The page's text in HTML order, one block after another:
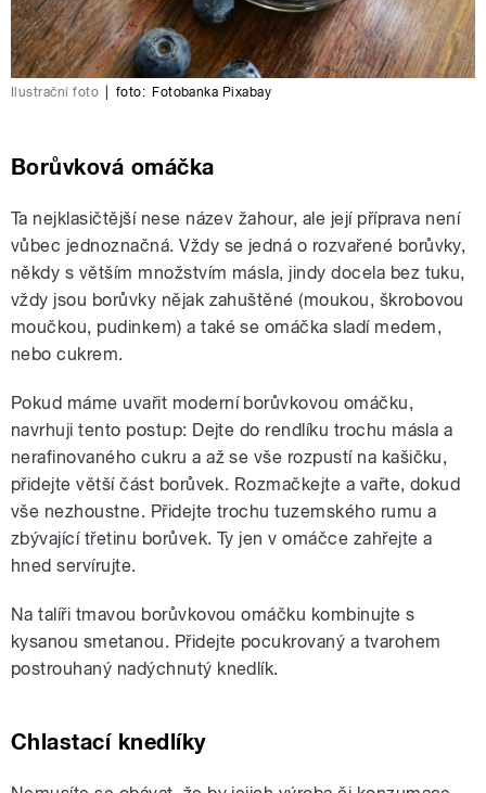
Ilustrační foto foto: Fotobanka Pixabay
Borůvková omáčka
Ta nejklasičtější nese název žahour, ale její příprava není
vůbec jednoznačná. Vždy se jedná o rozvařené borůvky,
někdy s větším množstvím másla, jindy docela bez tuku,
vždy jsou borůvky nějak zahuštěné (moukou, škrobovou
moučkou, pudinkem) a také se omáčka sladí medem,
nebo cukrem.
Pokud máme uvařit moderní borůvkovou omáčku,
navrhuji tento postup: Dejte do rendlíku trochu másla a
nerafinovaného cukru a až se vše rozpustí na kašičku,
přidejte větší část borůvek. Rozmačkejte a vařte, dokud
vše nezhoustne. Přidejte trochu tuzemského rumu a
zbývající třetinu borůvek. Ty jen v omáčce zahřejte a
hned servírujte.
Na talíři tmavou borůvkovou omáčku kombinujte s
kysanou smetanou. Přidejte pocukrovaný a tvarohem
postrouhaný nadýchnutý knedlík.
Chlastací knedlíky